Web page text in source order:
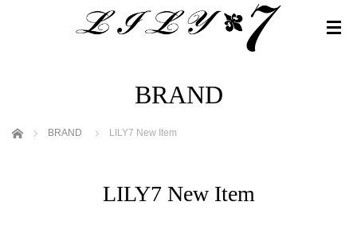
BRAND
ホーム BRAND LILY7 New Item
LILY7 New Item